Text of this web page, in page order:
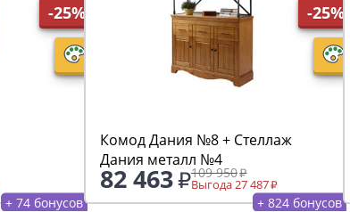
-25%
+ 74 бонусов
-25%
Комод Дания №8 + Стеллаж
Дания металл №4
82 463 109 950
Выгода 27 487
+ 824 бонусов